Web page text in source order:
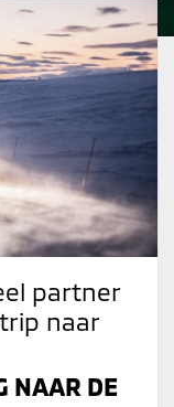
partner
naar
NAAR DE